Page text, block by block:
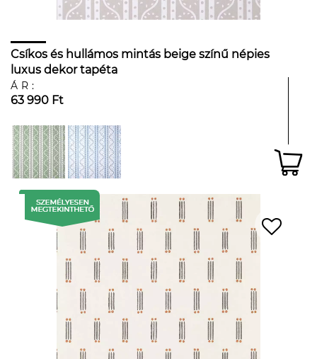
Csíkos és hullámos mintás beige színű népies
luxus dekor tapéta
ÁR:
63 990 Ft